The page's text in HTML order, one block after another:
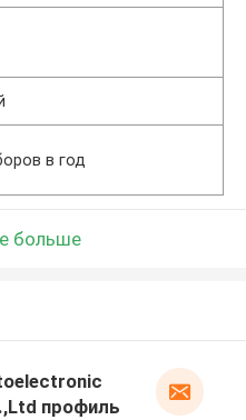
в год
больше
профиль